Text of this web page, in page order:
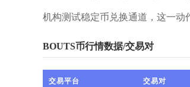
机构测试稳定币兑换通道，这一动
BOUTS币行情数据/交易对
交易平台 交易对